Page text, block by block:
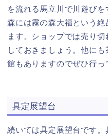
を流れる馬立川で川遊び
森には霧の森大福という
ます。ショップでは売り
しておきましょう。他に
館もありますのでぜひ行っ
具定展望台
続いては具定展望台です